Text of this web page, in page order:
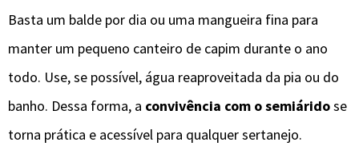
Basta um balde por dia ou uma mangueira fina para
manter um pequeno canteiro de capim durante o ano
todo. Use, se possível, água reaproveitada da pia ou do
banho. Dessa forma, a convivência com o semiáridose
torna prática e acessível para qualquer sertanejo.